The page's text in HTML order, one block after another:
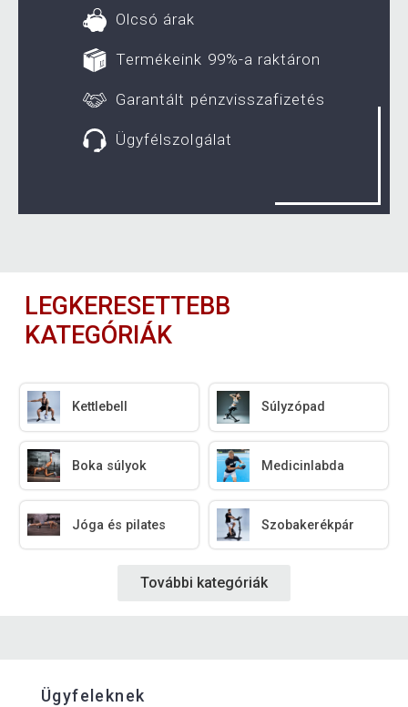
Olcsó árak
Termékeink 99%-a raktáron
Garantált pénzvisszafizetés
Ügyfélszolgálat
LEGKERESETTEBB
KATEGÓRIÁK
Kettlebell Súlyzópad
Boka súlyok Medicinlabda
Jóga és pilates Szobakerékpár
További kategóriák
Ügyfeleknek